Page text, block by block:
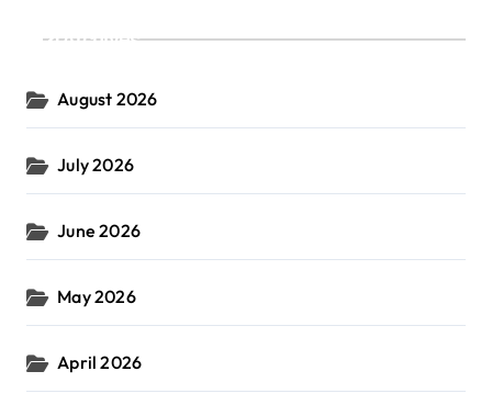
Archives
August 2026
July 2026
June 2026
May 2026
April 2026